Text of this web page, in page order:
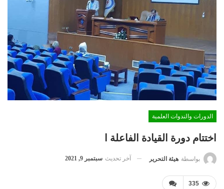
الدورات والندوات العلمية
اختتام دورة القيادة الفاعلة ا
بواسطة هيئة التحرير آخر تحديث سبتمبر 9, 2021
335